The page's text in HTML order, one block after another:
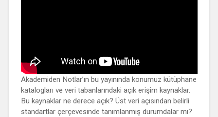
Akademiden Notlar’ın bu yayınında konumuz kütüphane
katalogları ve veri tabanlarındaki açık erişim kaynaklar.
Bu kaynaklar ne derece açık? Üst veri açısından belirli
standartlar çerçevesinde tanımlanmış durumdalar mı?